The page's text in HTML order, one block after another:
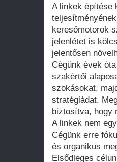
A linkek építése
keresőmotorok
jelenlétet is
jelentősen
Cégünk évek
szakértői
szokásokat,
stratégiádat.
biztosítva, hogy
A linkek nem
Cégünk erre
és organikus
Elsődleges